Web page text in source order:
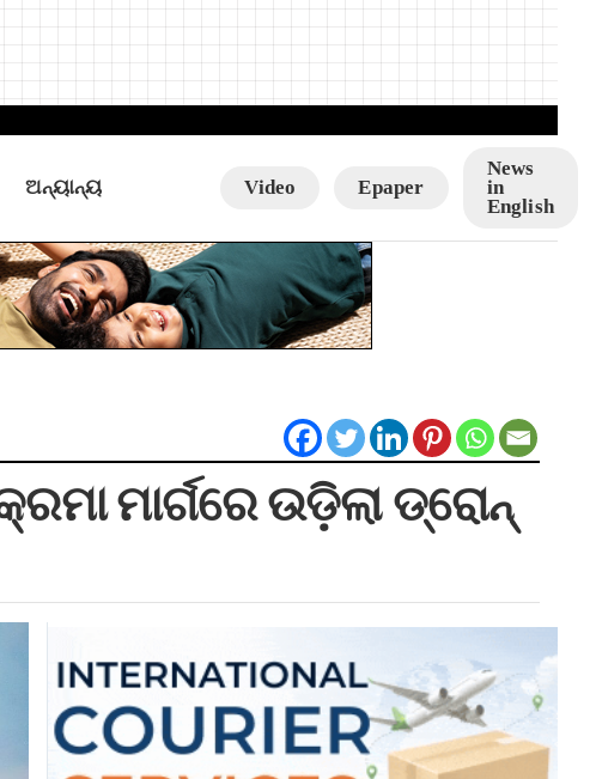
ଅନ୍ୟାନ୍ୟ Video Epaper
News
in
English
ମାର୍ଗରେ ଉଡ଼ିଲା ଡ୍ରୋନ୍